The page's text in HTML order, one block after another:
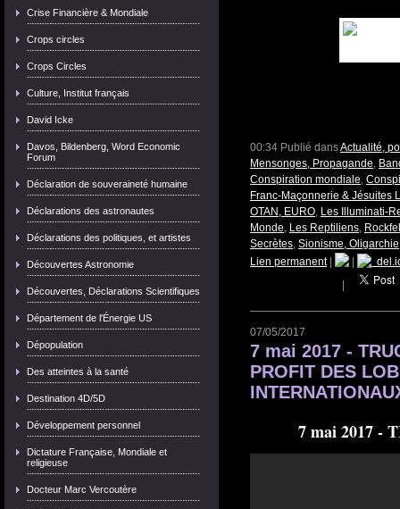
Crise Financière & Mondiale
Crops circles
Crops Circles
Culture, Institut français
David Icke
Davos, Bildenberg, Word Economic
Forum
Déclaration de souveraineté humaine
Déclarations des astronautes
Déclarations des politiques, et artistes
Découvertes Astronomie
Découvertes, Déclarations Scientifiques
Département de l'Énergie US
Dépopulation
Des atteintes à la santé
Destination 4D/5D
Développement personnel
Dictature Française, Mondiale et
religieuse
Docteur Marc Vercoutère
00:34 Publié dansActualité,
Mensonges, Propagande,
Conspiration mondiale,
Franc-Maçonnerie & Jésuites
OTAN, EURO, Les Illuminati-
Monde, Les Reptiliens,
Secrètes, Sionisme,
Lien permanent|
07/05/2017
7 mai 2017 -
PROFIT DES
7 mai 2017 -